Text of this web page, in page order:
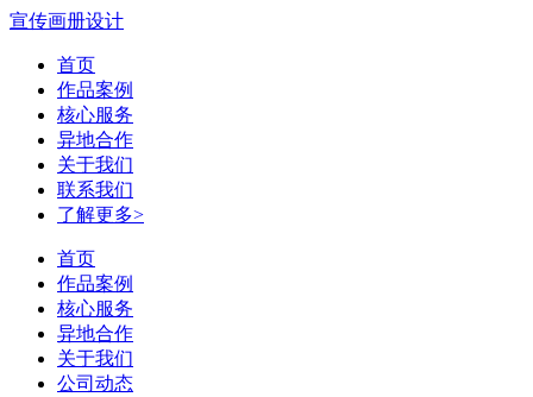
宣传画册设计
首页
作品案例
核心服务
异地合作
关于我们
联系我们
了解更多>
首页
作品案例
核心服务
异地合作
关于我们
公司动态